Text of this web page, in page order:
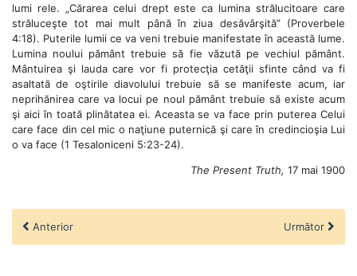
lumi rele. „Cărarea celui drept este ca lumina strălucitoare care
străluceşte tot mai mult până în ziua desăvârşită” (Proverbele
4:18). Puterile lumii ce va veni trebuie manifestate în această lume.
Lumina noului pământ trebuie să fie văzută pe vechiul pământ.
Mântuirea şi lauda care vor fi protecţia cetăţii sfinte când va fi
asaltată de oştirile diavolului trebuie să se manifeste acum, iar
neprihănirea care va locui pe noul pământ trebuie să existe acum
şi aici în toată plinătatea ei. Aceasta se va face prin puterea Celui
care face din cel mic o naţiune puternică şi care în credincioşia Lui
o va face (1 Tesaloniceni 5:23-24).
The Present Truth, 17 mai 1900
Anterior Următor